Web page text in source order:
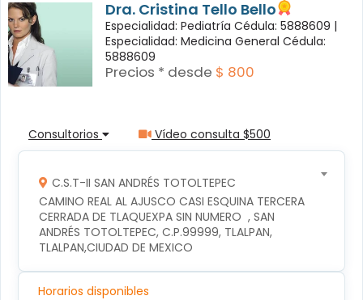
Dra. Cristina Tello Bello
Especialidad: Pediatría Cédula: 5888609 |
Especialidad: Medicina General Cédula:
5888609
Precios * desde $ 800
Consultorios Vídeo consulta $500
C.S.T-II SAN ANDRÉS TOTOLTEPEC
CAMINO REAL AL AJUSCO CASI ESQUINA TERCERA
CERRADA DE TLAQUEXPA SIN NUMERO  , SAN
ANDRÉS TOTOLTEPEC, C.P.99999, TLALPAN,
TLALPAN,CIUDAD DE MEXICO
Horarios disponibles